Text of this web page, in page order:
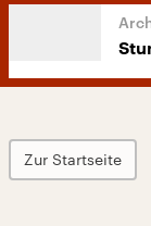
Zur Startseite